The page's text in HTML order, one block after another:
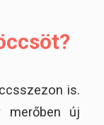
is.
merőben új